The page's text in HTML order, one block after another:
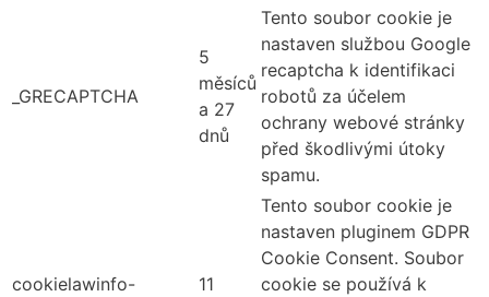
_GRECAPTCHA
5
měsíců
a 27
dnů
Tento soubor cookie je
nastaven službou Google
recaptcha k identifikaci
robotů za účelem
ochrany webové stránky
před škodlivými útoky
spamu.
cookielawinfo-
11
Tento soubor cookie je
nastaven pluginem GDPR
Cookie Consent. Soubor
cookie se používá k